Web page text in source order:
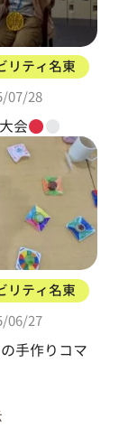
リティ名東
07/28
会
リティ名東
06/27
手作りコマ